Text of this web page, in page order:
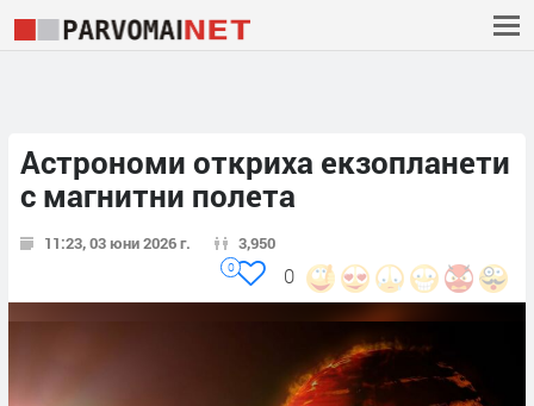
Астрономи откриха екзопланети
с магнитни полета
11:23, 03 юни 2026 г. 3,950
0
0